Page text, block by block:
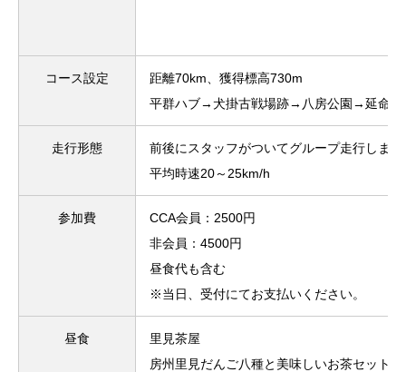
コース設定
距離70km、獲得標高730m
平群ハブ→犬掛古戦場跡→八房公園→延命
走行形態
前後にスタッフがついてグループ走行します
平均時速20～25km/h
参加費
CCA会員：2500円
非会員：4500円
昼食代も含む
※当日、受付にてお支払いください。
昼食
里見茶屋
房州里見だんご八種と美味しいお茶セット